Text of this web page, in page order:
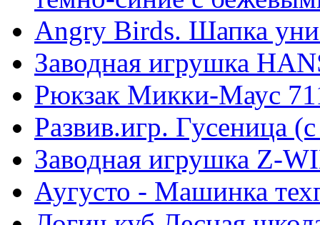
Angry Birds. Шапка
Заводная игрушка
Рюкзак Микки-Маус
Развив.игр. Гусеница
Заводная игрушка Z-
Аугусто - Машинка